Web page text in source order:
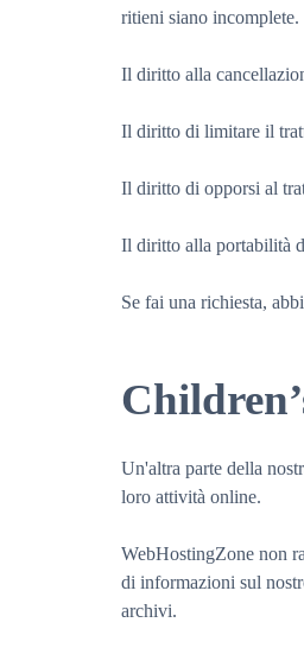
ritieni siano incomplete.
Il diritto alla
Il diritto di limitare il
Il diritto di opporsi al
Il diritto alla portabilità
Se fai una richiesta,
Un'altra parte della
loro attività online.
WebHostingZone non
di informazioni sul
archivi.